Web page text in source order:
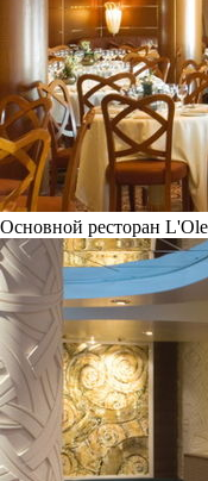
Основной ресторан